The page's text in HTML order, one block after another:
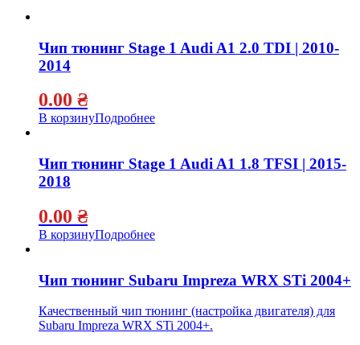
Чип тюнинг Stage 1 Audi A1 2.0 TDI | 2010-
2014
0.00 ₴
В корзинуПодробнее
Чип тюнинг Stage 1 Audi A1 1.8 TFSI | 2015-
2018
0.00 ₴
В корзинуПодробнее
Чип тюнинг Subaru Impreza WRX STi 2004+
Качественный чип тюнинг (настройка двигателя) для
Subaru Impreza WRX STi 2004+.